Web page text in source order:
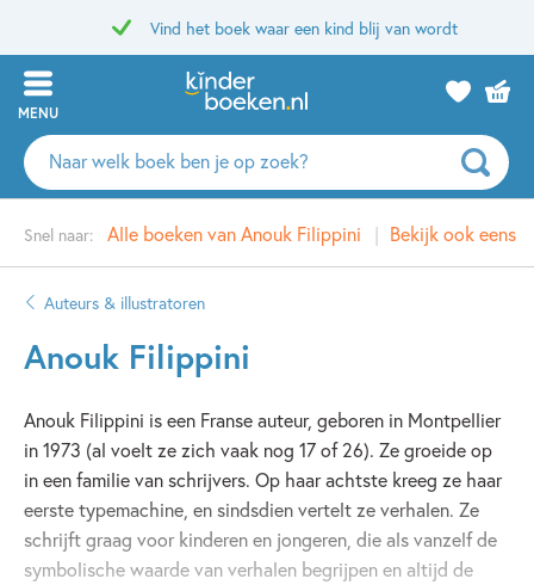
Vind het boek waar een kind blij van wordt
MENU
Zoeken
naar
auteurs
en
uitgevers
Snel naar: Alle boeken van Anouk Filippini Bekijk ook eens
Auteurs & illustratoren
Anouk Filippini
Anouk Filippini is een Franse auteur, geboren in Montpellier
in 1973 (al voelt ze zich vaak nog 17 of 26). Ze groeide op
in een familie van schrijvers. Op haar achtste kreeg ze haar
eerste typemachine, en sindsdien vertelt ze verhalen. Ze
schrijft graag voor kinderen en jongeren, die als vanzelf de
symbolische waarde van verhalen begrijpen en altijd de